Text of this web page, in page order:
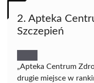
2. Apteka
Szczepień
„Apteka Centrum
drugie miejsce w